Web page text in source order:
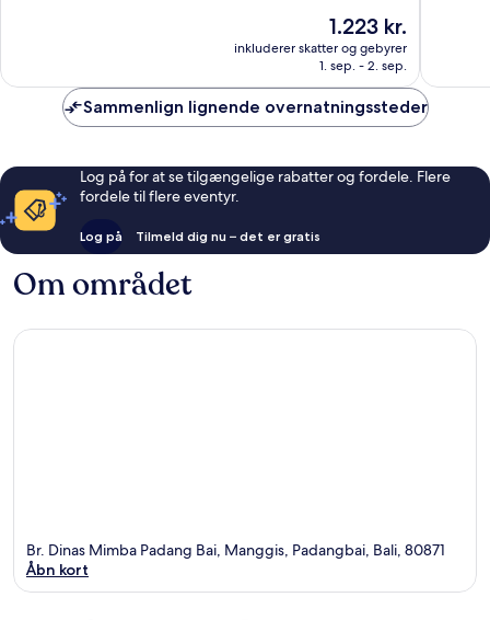
anmeldelser
Prisen
1.223 kr.
1.223 kr.
inkluderer skatter og gebyrer
1. sep. - 2. sep.
Sammenlign lignende overnatningssteder
Log på for at se tilgængelige rabatter og fordele. Flere
fordele til flere eventyr.
Log på Tilmeld dig nu – det er gratis
Om området
Br. Dinas Mimba Padang Bai, Manggis, Padangbai, Bali, 80871
Åbn kort